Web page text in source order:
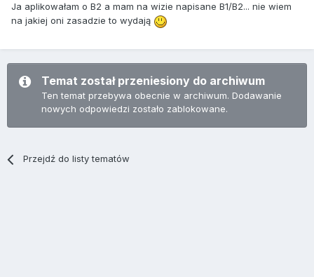
Ja aplikowałam o B2 a mam na wizie napisane B1/B2... nie wiem
na jakiej oni zasadzie to wydają
Temat został przeniesiony do archiwum
Ten temat przebywa obecnie w archiwum. Dodawanie
nowych odpowiedzi zostało zablokowane.
Przejdź do listy tematów